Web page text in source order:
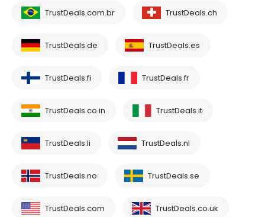
TrustDeals.com.br TrustDeals.ch
TrustDeals.de TrustDeals.es
TrustDeals.fi TrustDeals.fr
TrustDeals.co.in TrustDeals.it
TrustDeals.li TrustDeals.nl
TrustDeals.no TrustDeals.se
TrustDeals.com TrustDeals.co.uk